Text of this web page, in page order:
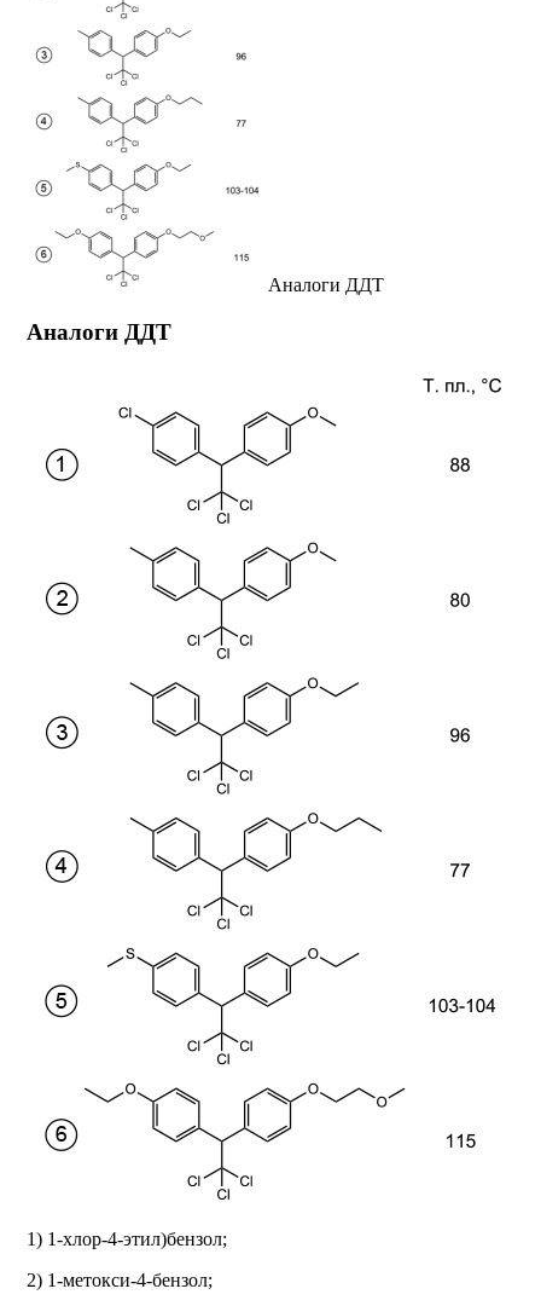
Аналоги ДДТ
Аналоги ДДТ
1) 1-хлор-4-этил)бензол;
2) 1-метокси-4-бензол;